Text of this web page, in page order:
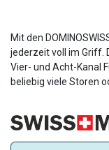
Mit den
jederzeit voll im Griff.
Vier- und Acht-Kanal
beliebig viele Storen